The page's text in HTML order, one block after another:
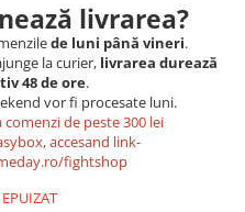
livrarea?
de luni până vineri.
la curier, livrarea durează
48 de ore.
vor fi procesate luni.
de peste 300 lei
accesand link-
fightshop